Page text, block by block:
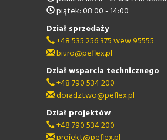
piątek: 08:00 - 14:00
Dział sprzedaży
+48 535 256 375 wew 95555
biuro@peflex.pl
Dział wsparcia technicznego
+48 790 534 200
doradztwo@peflex.pl
Dział projektów
+48 790 534 200